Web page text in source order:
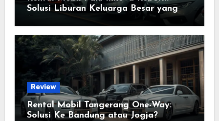
Solusi Liburan Keluarga Besar yang
Review
Rental Mobil Tangerang One-Way:
Solusi Ke Bandung atau Jogja?